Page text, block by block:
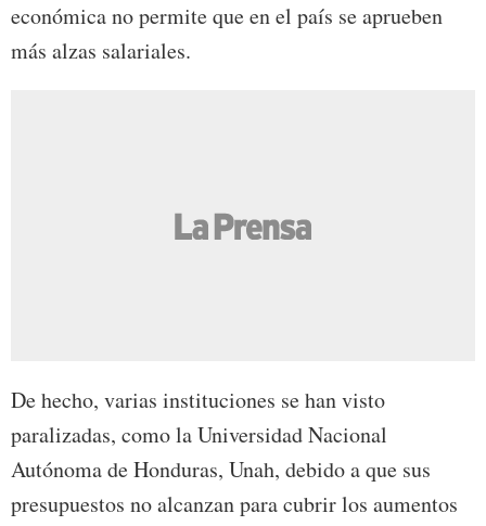
económica no permite que en el país se aprueben
más alzas salariales.
De hecho, varias instituciones se han visto
paralizadas, como la Universidad Nacional
Autónoma de Honduras, Unah, debido a que sus
presupuestos no alcanzan para cubrir los aumentos